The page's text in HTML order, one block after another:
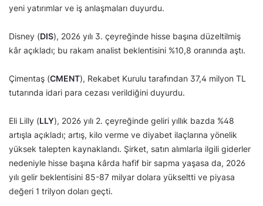
yeni yatırımlar ve iş anlaşmaları duyurdu.
Disney (DIS), 2026 yılı 3. çeyreğinde hisse başına düzeltilmiş
kâr açıkladı; bu rakam analist beklentisini %10,8 oranında aştı.
Çimentaş (CMENT), Rekabet Kurulu tarafından 37,4 milyon TL
tutarında idari para cezası verildiğini duyurdu.
Eli Lilly (LLY), 2026 yılı 2. çeyreğinde geliri yıllık bazda %48
artışla açıkladı; artış, kilo verme ve diyabet ilaçlarına yönelik
yüksek talepten kaynaklandı. Şirket, satın alımlarla ilgili giderler
nedeniyle hisse başına kârda hafif bir sapma yaşasa da, 2026
yılı gelir beklentisini 85-87 milyar dolara yükseltti ve piyasa
değeri 1 trilyon doları geçti.